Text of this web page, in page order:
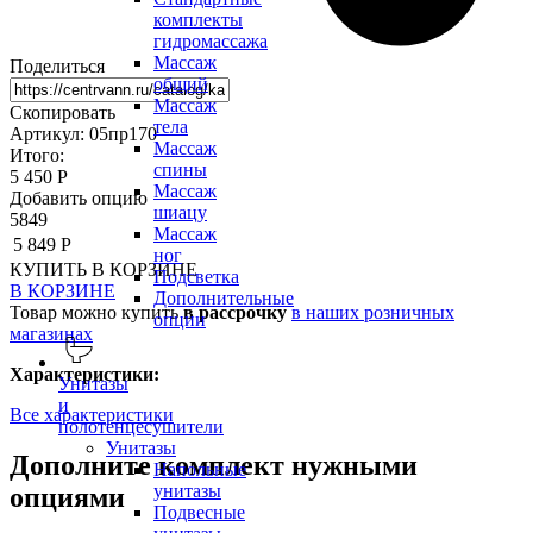
комплекты
гидромассажа
Массаж
общий
Массаж
тела
Массаж
спины
Массаж
шиацу
Массаж
ног
Подсветка
Дополнительные
опции
Унитазы
и
полотенцесушители
Унитазы
Напольные
унитазы
Подвесные
Поделиться
Скопировать
Артикул: 05пр170
Итого:
5 450 Р
Добавить опцию
5849
5 849 Р
КУПИТЬ В КОРЗИНЕ
В КОРЗИНЕ
Товар можно купитьв рассрочку в наших розничных
магазинах
Характеристики:
Все характеристики
Дополните комплект нужными
опциями